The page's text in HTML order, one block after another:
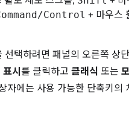
Control + 마우스
선택하려면 패널의 오른쪽 상
시 를 클릭하고 클래식 또는
자에는 사용 가능한 단축키의